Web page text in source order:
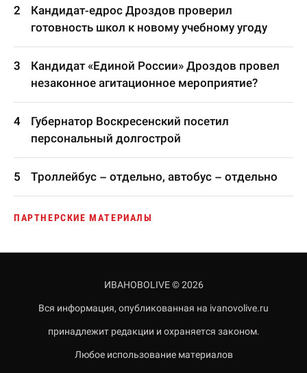
Кандидат-едрос Дроздов проверил
готовность школ к новому учебному угоду
Кандидат «Единой России» Дроздов провел
незаконное агитационное мероприятие?
Губернатор Воскресенский посетил
персональный долгострой
Троллейбус – отдельно, автобус – отдельно
ПАРТНЕРСКИЕ МАТЕРИАЛЫ
ИВАНОВОLIVE © 2026
Вся информация, опубликованная на ivanovolive.ru
принадлежит редакции и охраняется законом.
Любое использование материалов